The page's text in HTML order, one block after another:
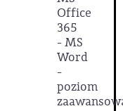
Office
365
- MS
Word
-
poziom